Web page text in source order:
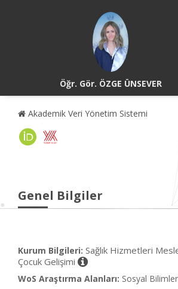
Öğr. Gör. ÖZGE ÜNSEVER
Akademik Veri Yönetim Sistemi
Genel Bilgiler
Kurum Bilgileri: Sağlık Hizmetleri
Çocuk Gelişimi
WoS Araştırma Alanları: Sosyal